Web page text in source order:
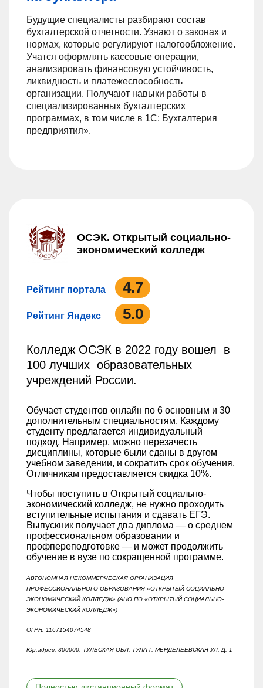
Будущие специалисты разбирают состав
бухгалтерской отчетности. Узнают о законах и
нормах, которые регулируют налогообложение.
Учатся оформлять кассовые операции,
анализировать финансовую устойчивость,
ликвидность и платежеспособность
организации. Получают навыки работы в
специализированных бухгалтерских
программах, в том числе в 1С: Бухгалтерия
предприятия».
ОСЭК. Открытый социально-
экономический колледж
Рейтинг портала 4.7
Рейтинг Яндекс 5.0
Колледж ОСЭК в 2022 году вошел в
100 лучших образовательных
учреждений России.
Обучает студентов онлайн по 6 основным и 30
дополнительным специальностям. Каждому
студенту предлагается индивидуальный
подход. Например, можно перезачесть
дисциплины, которые были сданы в другом
учебном заведении, и сократить срок обучения.
Отличникам предоставляется скидка 10%.
Чтобы поступить в Открытый социально-
экономический колледж, не нужно проходить
вступительные испытания и сдавать ЕГЭ.
Выпускник получает два диплома — о среднем
профессиональном образовании и
профпереподготовке — и может продолжить
обучение в вузе по сокращенной программе.
АВТОНОМНАЯ НЕКОММЕРЧЕСКАЯ ОРГАНИЗАЦИЯ
ПРОФЕССИОНАЛЬНОГО ОБРАЗОВАНИЯ «ОТКРЫТЫЙ СОЦИАЛЬНО-
ЭКОНОМИЧЕСКИЙ КОЛЛЕДЖ» (АНО ПО «ОТКРЫТЫЙ СОЦИАЛЬНО-
ЭКОНОМИЧЕСКИЙ КОЛЛЕДЖ»)
ОГРН: 1167154074548
Юр.адрес: 300000, ТУЛЬСКАЯ ОБЛ, ТУЛА Г, МЕНДЕЛЕЕВСКАЯ УЛ, Д. 1